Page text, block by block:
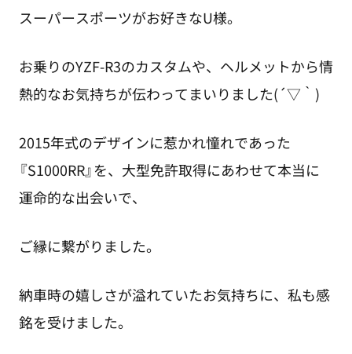
スーパースポーツがお好きなU様。
お乗りのYZF-R3のカスタムや、ヘルメットから情
熱的なお気持ちが伝わってまいりました(´▽｀)
2015年式のデザインに惹かれ憧れであった
『S1000RR』を、大型免許取得にあわせて本当に
運命的な出会いで、
ご縁に繋がりました。
納車時の嬉しさが溢れていたお気持ちに、私も感
銘を受けました。